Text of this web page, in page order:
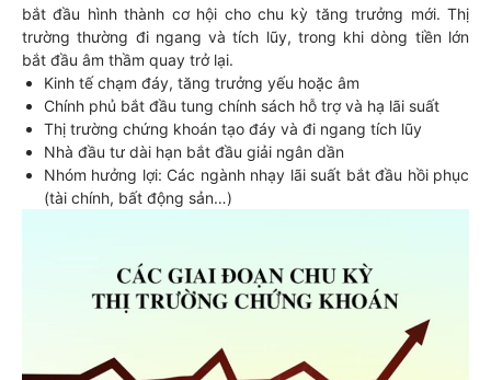
bắt đầu hình thành cơ hội cho chu kỳ tăng trưởng mới. Thị
trường thường đi ngang và tích lũy, trong khi dòng tiền lớn
bắt đầu âm thầm quay trở lại.
Kinh tế chạm đáy, tăng trưởng yếu hoặc âm
Chính phủ bắt đầu tung chính sách hỗ trợ và hạ lãi suất
Thị trường chứng khoán tạo đáy và đi ngang tích lũy
Nhà đầu tư dài hạn bắt đầu giải ngân dần
Nhóm hưởng lợi: Các ngành nhạy lãi suất bắt đầu hồi phục
(tài chính, bất động sản…)